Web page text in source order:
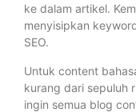
ke dalam artikel.
menyisipkan
SEO.
Untuk content
kurang dari sepuluh
ingin semua blog